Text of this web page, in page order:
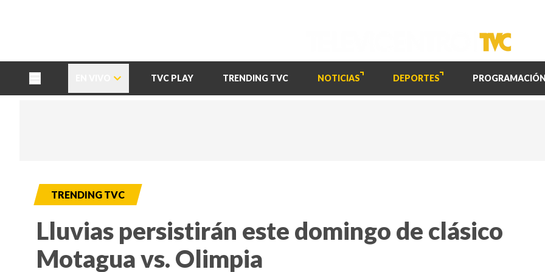
TVC PLAY TRENDING TVC NOTICIAS DEPORTES PROGRAMACIÓN
TRENDING TVC
Lluvias persistirán este domingo de clásico
Motagua vs. Olimpia